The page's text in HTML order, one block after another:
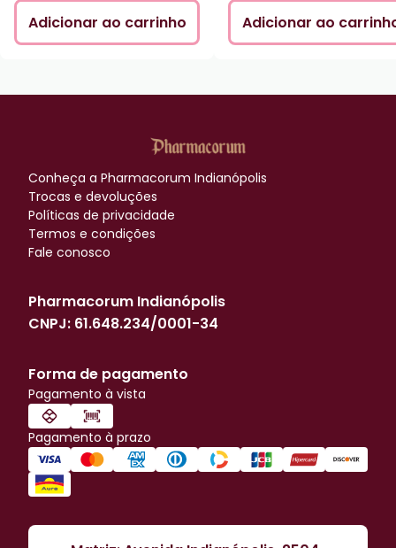
Adicionar ao carrinho Adicionar ao
Conheça a Pharmacorum Indianópolis
Trocas e devoluções
Políticas de privacidade
Termos e condições
Fale conosco
Pharmacorum Indianópolis
CNPJ: 61.648.234/0001-34
Forma de pagamento
Pagamento à vista
Pagamento à prazo